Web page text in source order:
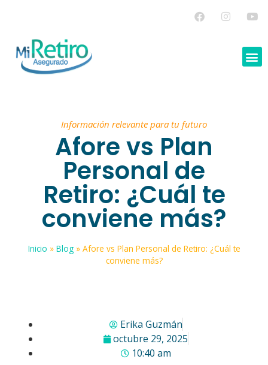
Información relevante para tu futuro
Afore vs Plan
Personal de
Retiro: ¿Cuál te
conviene más?
Inicio » Blog» Afore vs Plan Personal de Retiro: ¿Cuál te
conviene más?
Erika Guzmán
octubre 29, 2025
10:40 am